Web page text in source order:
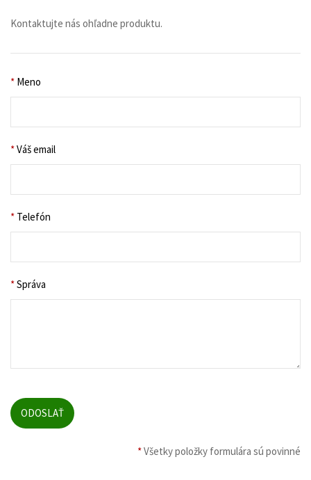
Kontaktujte nás ohľadne produktu.
* Meno
*Váš email
* Telefón
*Správa
*Všetky položky formulára sú povinné